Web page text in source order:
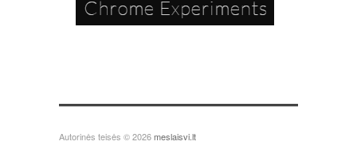
Autorinės teisės © 2026meslaisvi.lt